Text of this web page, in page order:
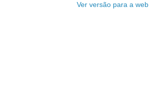
Ver versão para a web